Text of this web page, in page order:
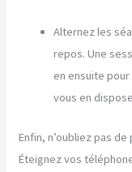
Alternez les
repos. Une
en ensuite
vous en
Enfin, n’oubliez pas
Éteignez vos